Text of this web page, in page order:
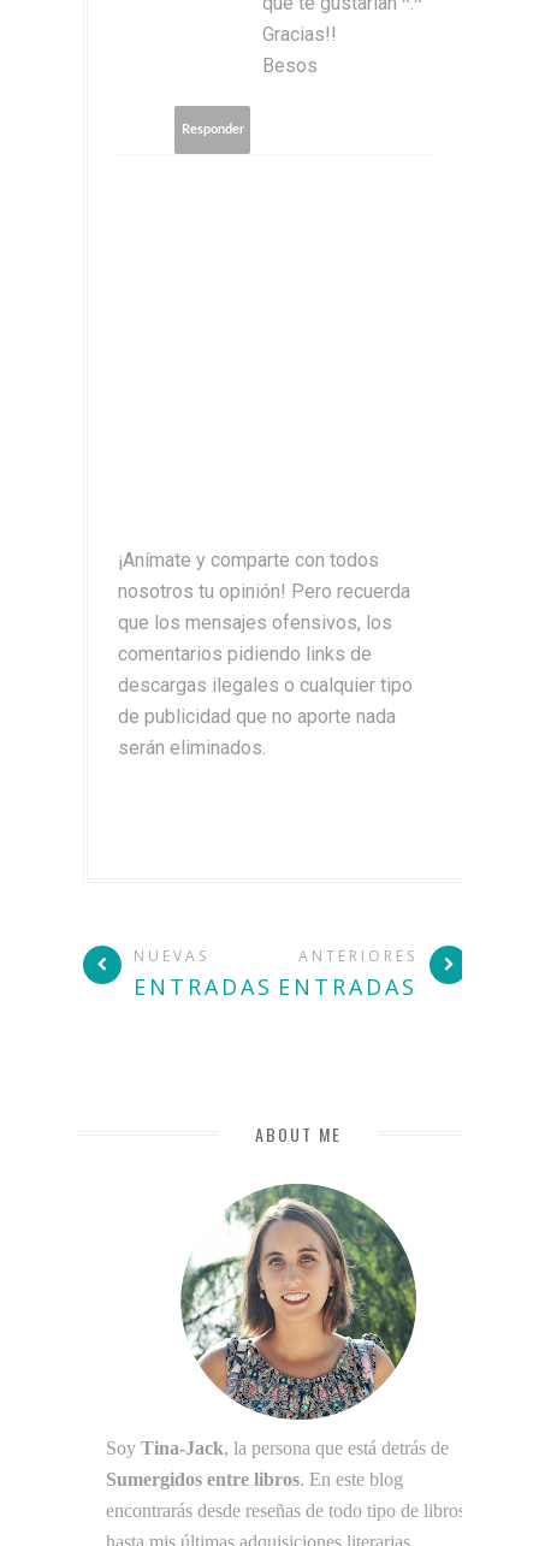
Gracias!!
Besos
Responder
¡Anímate y comparte con todos
nosotros tu opinión! Pero recuerda
que los mensajes ofensivos, los
comentarios pidiendo links de
descargas ilegales o cualquier tipo
de publicidad que no aporte nada
serán eliminados.
NUEVAS
ENTRADAS
ANTERIORES
ENTRADAS
ABOUT ME
Soy Tina-Jack, la persona que está detrás de
Sumergidos entre libros. En este blog
encontrarás desde reseñas de todo tipo de libros
hasta mis últimas adquisiciones literarias.